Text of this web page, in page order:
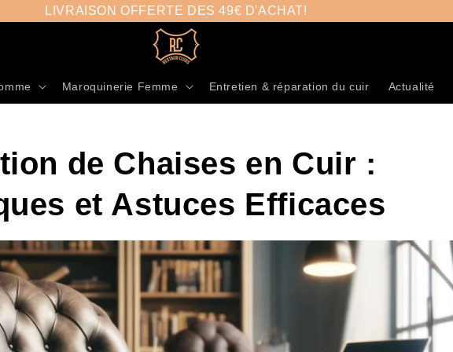
LIVRAISON OFFERTE DES 49€ D'ACHAT!
Maroquinerie Femme Entretien & réparation du cuir Actualité
de Chaises en Cuir :
et Astuces Efficaces